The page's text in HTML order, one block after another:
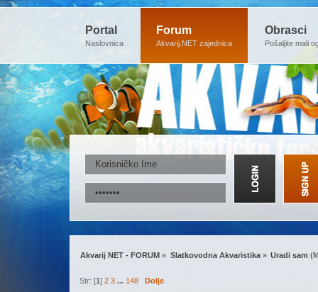
Portal
Naslovnica
Forum
Akvarij.NET zajednica
Obrasci
Pošaljite mali
Akvarij NET - FORUM » Slatkovodna Akvaristika» Uradi sam
Str: [1]2 3 ...148 Dolje